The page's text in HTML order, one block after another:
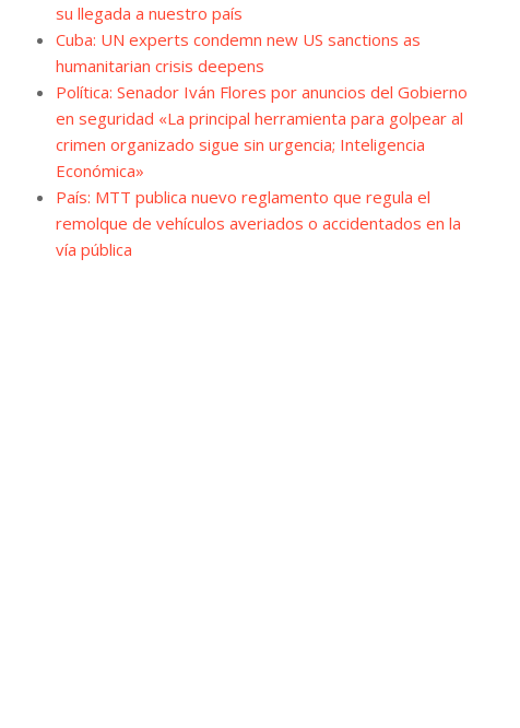
su llegada a nuestro país
Cuba: UN experts condemn new US sanctions as
humanitarian crisis deepens
Política: Senador Iván Flores por anuncios del Gobierno
en seguridad «La principal herramienta para golpear al
crimen organizado sigue sin urgencia; Inteligencia
Económica»
País: MTT publica nuevo reglamento que regula el
remolque de vehículos averiados o accidentados en la
vía pública